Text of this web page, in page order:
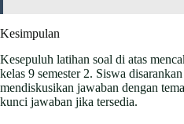
Kesimpulan
Kesepuluh latihan soal di atas
kelas 9 semester 2. Siswa
mendiskusikan jawaban dengan
kunci jawaban jika tersedia.